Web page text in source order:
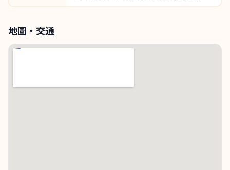
地圖・交通